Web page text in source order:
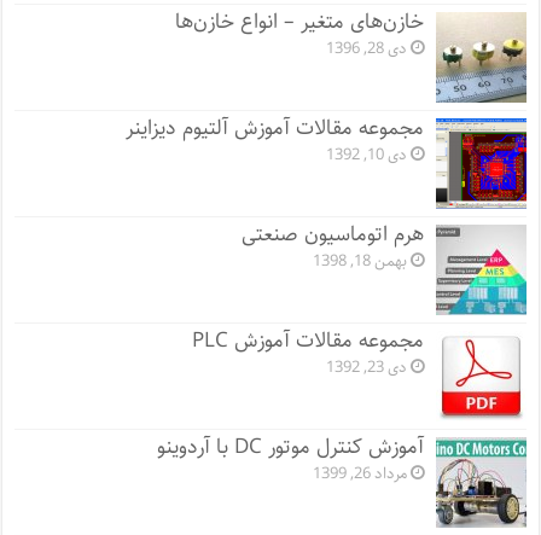
خازن‌های متغیر – انواع خازن‌ها
دی 28, 1396
مجموعه مقالات آموزش آلتیوم دیزاینر
دی 10, 1392
هرم اتوماسیون صنعتی
بهمن 18, 1398
مجموعه مقالات آموزش PLC
دی 23, 1392
آموزش کنترل موتور DC با آردوینو
مرداد 26, 1399